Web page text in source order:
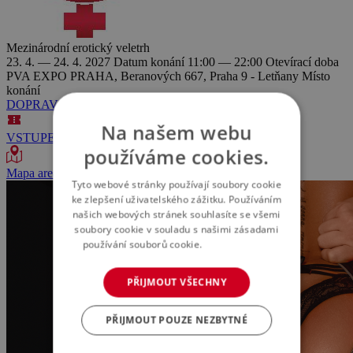
Mezinárodní erotický veletrh
23. 4. — 24. 4. 2027 Datum konání 11:00 — 22:00 Otevírací doba
PVA EXPO PRAHA, Beranových 667, Praha 9 - Letňany Místo
konání
DOPRAVA A PARKOVÁNÍ
VSTUPENKY
Mapa areálu
Na našem webu
používáme cookies.
Tyto webové stránky používají soubory cookie
ke zlepšení uživatelského zážitku. Používáním
našich webových stránek souhlasíte se všemi
soubory cookie v souladu s našimi zásadami
používání souborů cookie.
PŘIJMOUT VŠECHNY
PŘIJMOUT POUZE NEZBYTNÉ